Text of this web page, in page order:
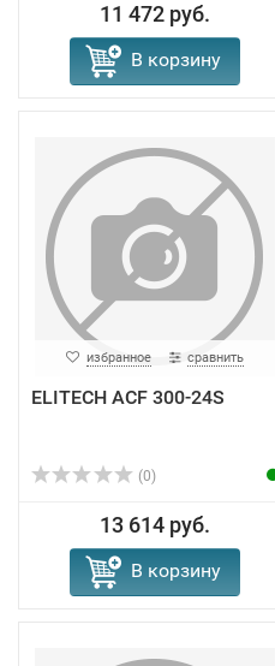
11 472 руб.
В корзину
избранное сравнить
ELITECH ACF 300-24S
(0)
13 614 руб.
В корзину